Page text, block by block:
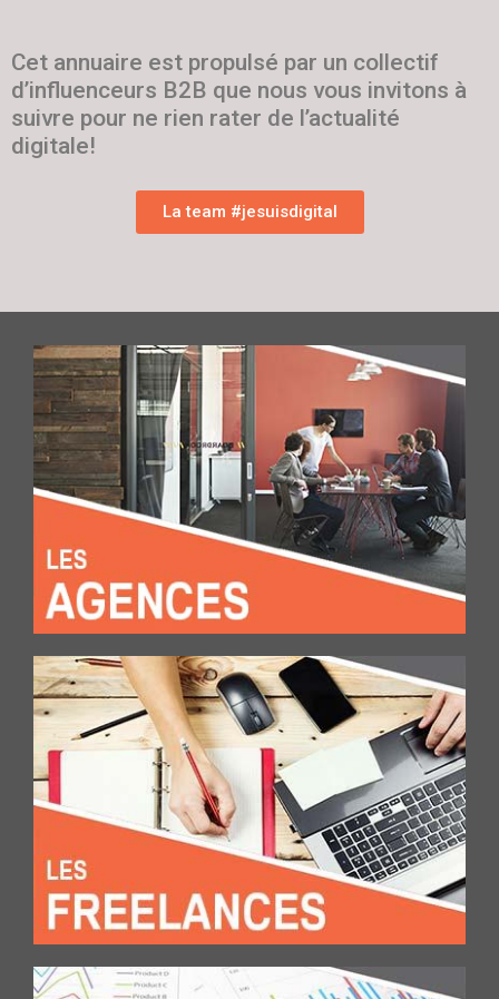
Cet annuaire est propulsé par un collectif
d’influenceurs B2B que nous vous invitons à
suivre pour ne rien rater de l’actualité
digitale!
La team #jesuisdigital